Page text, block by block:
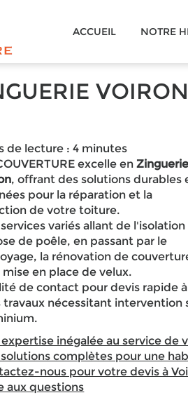
COUVERTUREACCUEIL NOTRE
VOIRON
de lecture : 4 minutes
excelle enZinguerie
, offrant des solutions durables
pour la réparation et la
de votre toiture.
variés allant de l'isolation
de poêle, en passant par le
la rénovation de
mise en place de velux.
de contact pour devis rapide
travaux nécessitant
expertise inégalée au service de
complètes pour une
nous pour votre devis à
aux questions